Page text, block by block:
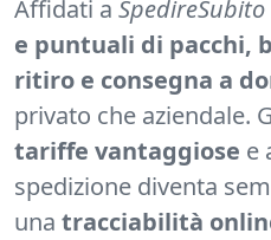
Affidati a SpedireSubito
e puntuali di pacchi,
ritiro e consegna a
privato che aziendale.
tariffe vantaggiose e
spedizione diventa
una tracciabilità